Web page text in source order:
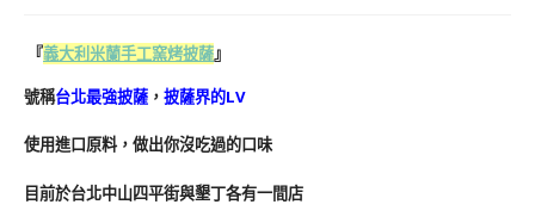
『義大利米蘭手工窯烤披薩』
號稱台北最強披薩 ， 披薩界的LV
使用進口原料，做出你沒吃過的口味
目前於台北中山四平街與墾丁各有一間店